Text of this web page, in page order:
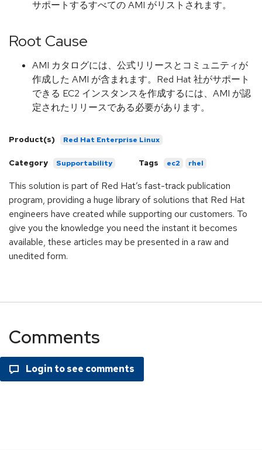
サポートするすべての AMI がリストされます。
Root Cause
AMI カタログには、公式リリースとコミュニティが
作成した AMI が含まれます。Red Hat 社がサポート
できる EC2 インスタンスを作成するには、AMI が認
定されたリリースである必要があります。
Product(s) Red Hat Enterprise Linux
Category Supportability Tags ec2 rhel
This solution is part of Red Hat’s fast-track publication
program, providing a huge library of solutions that Red Hat
engineers have created while supporting our customers. To
give you the knowledge you need the instant it becomes
available, these articles may be presented in a raw and
unedited form.
Comments